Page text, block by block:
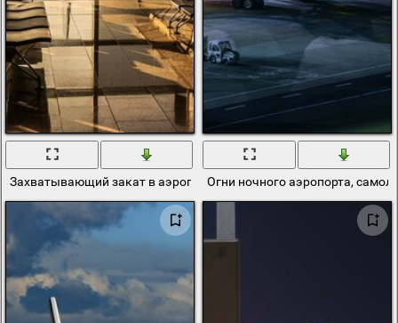
Захватывающий закат в аэропорту в зале ожидания
Огни ночного аэропорта,